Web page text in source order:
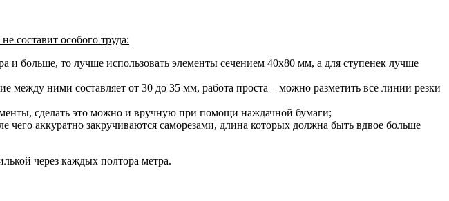
составит особого труда:
и больше, то лучше использовать элементы сечением 40х80 мм, а для ступенек лучше
между ними составляет от 30 до 35 мм, работа проста – можно разметить все линии резки
сделать это можно и вручную при помощи наждачной бумаги;
чего аккуратно закручиваются саморезами, длина которых должна быть вдвое больше
через каждых полтора метра.